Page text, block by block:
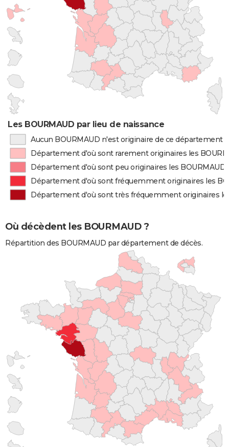
Les BOURMAUD par lieu de naissance
Aucun BOURMAUD n'est originaire de ce département
Département d'où sont rarement originaires les
Département d'où sont peu originaires les BOURMAUD
Département d'où sont fréquemment originaires les
Département d'où sont très fréquemment originaires
Où décèdent les BOURMAUD ?
Répartition des BOURMAUD par département de décès.